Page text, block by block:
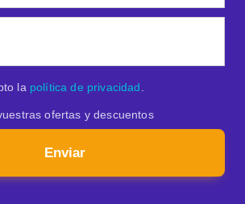
la política de privacidad
ofertas y descuentos
Enviar